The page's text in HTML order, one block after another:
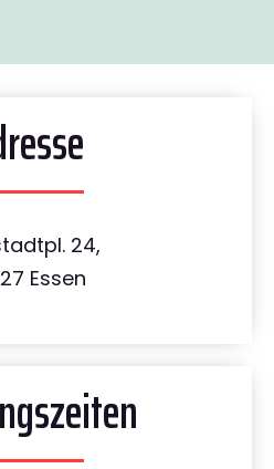
24,
Essen